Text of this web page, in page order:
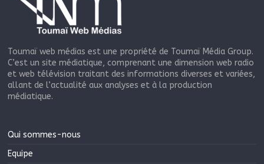
Toumaï web médias est une propriété de Toumaï Média Group.
C’est un site médiatique, comprenant une dimension web radio
et web télévision traitant des informations diverses et variées,
allant de l’actualité aux analyses et à la production
médiatique.
Qui sommes-nous
Equipe